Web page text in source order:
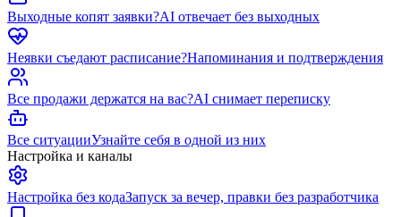
Выходные копят заявки?AI отвечает без выходных
Неявки съедают расписание?Напоминания и подтверждения
Все продажи держатся на вас?AI снимает переписку
Все ситуацииУзнайте себя в одной из них
Настройка и каналы
Настройка без кодаЗапуск за вечер, правки без разработчика